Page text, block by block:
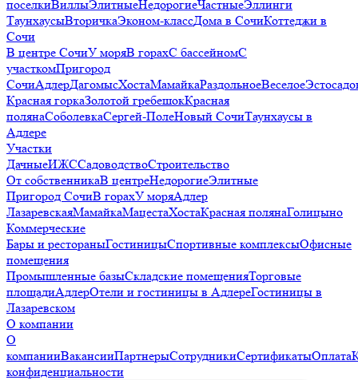
поселкиВиллыЭлитныеНедорогиеЧастныеЭллинги
ТаунхаусыВторичкаЭконом-классДома в СочиКоттеджи в
Сочи
В центре СочиУ моряВ горахС бассейномС
участкомПригород
СочиАдлерДагомысХостаМамайкаРаздольноеВеселое
Красная горкаЗолотой гребешокКрасная
полянаСоболевкаСергей-ПолеНовый СочиТаунхаусы в
Адлере
Участки
ДачныеИЖССадоводствоСтроительство
От собственникаВ центреНедорогиеЭлитные
Пригород СочиВ горахУ моряАдлер
ЛазаревскаяМамайкаМацестаХостаКрасная полянаГолицыно
Коммерческие
Бары и рестораныГостиницыСпортивные комплексыОфисные
помещения
Промышленные базыСкладские помещенияТорговые
площадиАдлерОтели и гостиницы в АдлереГостиницы в
Лазаревском
О компании
О
компанииВакансииПартнерыСотрудникиСертификатыОплата
конфиденциальности